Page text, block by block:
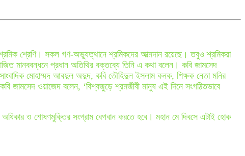
শ্রমিক শ্রেণি। সকল গণ-অভ্যুত্থানে শ্রমিকদের আত্মদান রয়েছে। তবুও শ্রমিকরা
মানববন্ধনে প্রধান অতিথির বক্তব্যে তিনি এ কথা বলেন। কবি জামসেদ
মোহাম্মদ আবদুল অদুদ, কবি তৌহিদুল ইসলাম কনক, শিক্ষক নেতা মনির
ওয়াজেদ বলেন, ‘বিশ্বজুড়ে শ্রমজীবী মানুষ এই দিনে সংগঠিতভাবে
অধিকার ও শোষণমুক্তির সংগ্রাম বেগবান করতে হবে। মহান মে দিবসে এটাই হোক